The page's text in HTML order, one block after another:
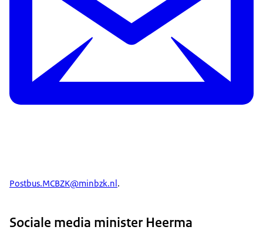
Postbus.MCBZK@minbzk.nl.
Sociale media minister Heerma